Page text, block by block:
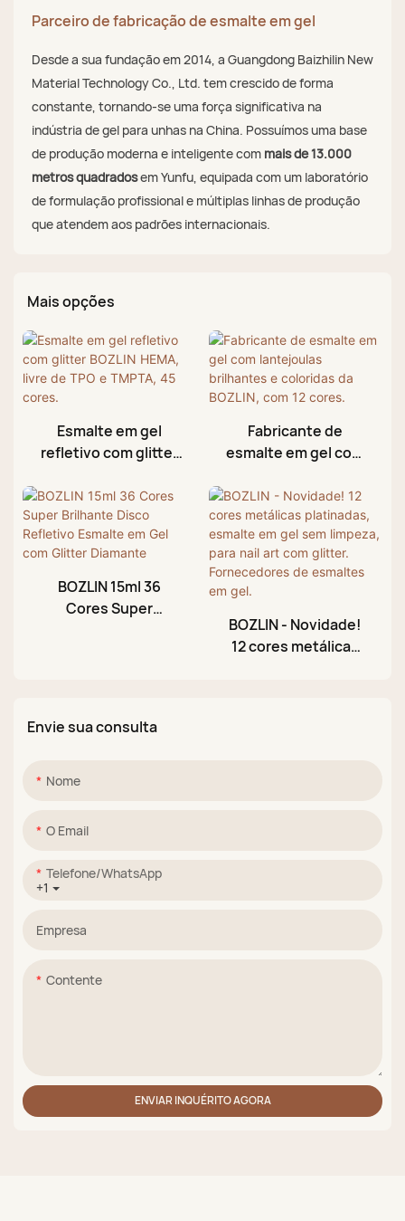
Parceiro de fabricação de esmalte em gel
Desde a sua fundação em 2014, a Guangdong Baizhilin New
Material Technology Co., Ltd. tem crescido de forma
constante, tornando-se uma força significativa na
indústria de gel para unhas na China. Possuímos uma base
de produção moderna e inteligente com mais de 13.000
metros quadradosem Yunfu, equipada com um laboratório
de formulação profissional e múltiplas linhas de produção
que atendem aos padrões internacionais.
Mais opções
Esmalte em gel
refletivo com glitter
de TPO e TMPTA, 45
cores.
Fabricante de
esmalte em gel com
brilhantes e
coloridas da BOZLIN,
com 12 cores.
BOZLIN 15ml 36
Cores Super
BOZLIN - Novidade!
12 cores metálicas
Envie sua consulta
Nome
O Email
+1
Telefone/WhatsApp
Empresa
Contente
ENVIAR INQUÉRITO AGORA